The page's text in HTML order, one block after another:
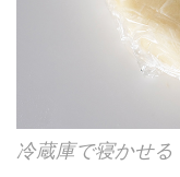
冷蔵庫で寝かせる